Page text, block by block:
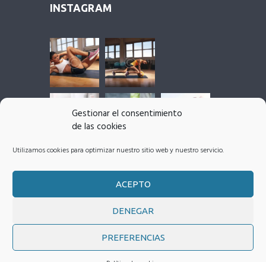
Gestionar el consentimiento
de las cookies
Utilizamos cookies para optimizar nuestro sitio web y nuestro servicio.
ACEPTO
DENEGAR
PREFERENCIAS
INSTAGRAM
Fit Smart Nutrition© 2026 Todos los